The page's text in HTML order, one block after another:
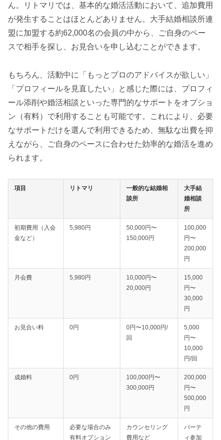
ん。リトマリでは、基本的な婚活活動において、追加費用
が発生することはほとんどありません。大手結婚相談所連
盟に加盟する約62,000名の会員の中から、ご自身のペー
スで相手を探し、お見合いを申し込むことができます。
もちろん、活動中に「もっとプロのアドバイスが欲しい」
「プロフィールを見直したい」と感じた際には、プロフィ
ール添削や婚活相談といった専門的なサポートをオプショ
ン（有料）で利用することも可能です。これにより、必要
なサポートだけを選んで利用できるため、無駄な出費を抑
えながら、ご自身のペースに合わせた効率的な婚活を進め
られます。
項目 リトマリ
一般的な結婚相
談所
大手結
婚相談
所
初期費用（入会
金など）
5,980円
50,000円〜
150,000円
100,000
円〜
200,000
円
月会費 5,980円
10,000円〜
20,000円
15,000
円〜
30,000
円
お見合い料 0円
0円〜10,000円/
回
5,000
円〜
10,000
円/回
成婚料 0円
100,000円〜
300,000円
200,000
円〜
500,000
円
その他の費用
必要な場合のみ
有料オプション
カウンセリング
費用など
パーテ
ィ参加